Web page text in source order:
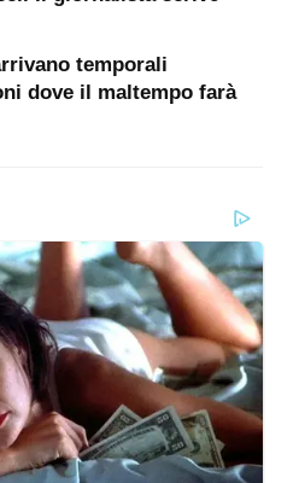
temporali
dove il maltempo farà